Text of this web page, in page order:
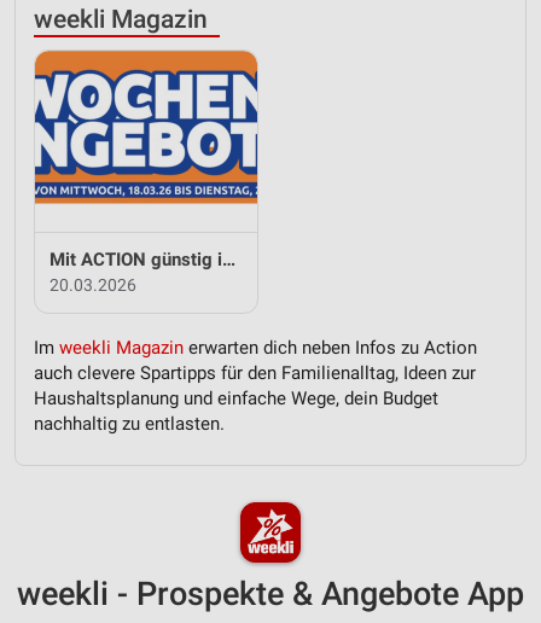
weekli Magazin
Mit ACTION günstig in den Frühling
20.03.2026
Im weekli Magazin erwarten dich neben Infos zu Action
auch clevere Spartipps für den Familienalltag, Ideen zur
Haushaltsplanung und einfache Wege, dein Budget
nachhaltig zu entlasten.
weekli - Prospekte & Angebote App